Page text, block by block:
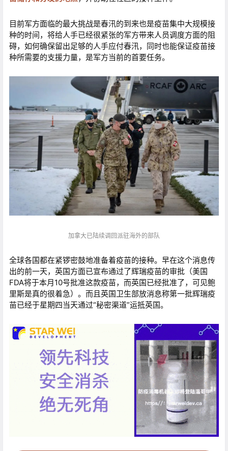
目前军方面临的最大挑战是春汛的到来也是疫苗集中大规模接
种的时间，将给人手已经很紧张的军方带来人员调度方面的阻
碍，如何确保留出足够的人手应付春汛，同时也能保证疫苗接
种所需要的支援力量，是军方当前的首要任务。
加拿大已陆续调回派驻海外的部队
全球各国都在紧锣密鼓地准备着疫苗的接种。早在这个消息传
出的前一天，英国方面已宣布通过了辉瑞疫苗的审批（美国
FDA将于本月10号批准这款疫苗，而英国已经批准了，可见鲍
里斯是真的很着急）。而且英国卫生部放消息称第一批辉瑞疫
苗已经于星期四当天通过“秘密渠道”运抵英国。